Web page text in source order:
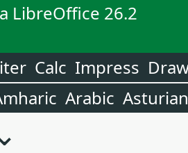
LibreOffice 26.2
Calc Impress
Arabic Asturian